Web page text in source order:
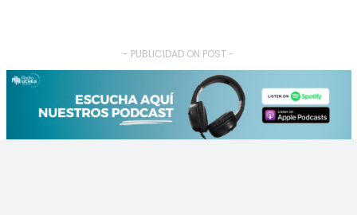
- PUBLICIDAD ON POST -